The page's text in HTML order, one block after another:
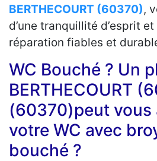
BERTHECOURT (60370),
d’une tranquillité d’esprit
réparation fiables et
WC Bouché ? Un
BERTHECOURT
(60370)peut vous
votre WC avec
bouché ?